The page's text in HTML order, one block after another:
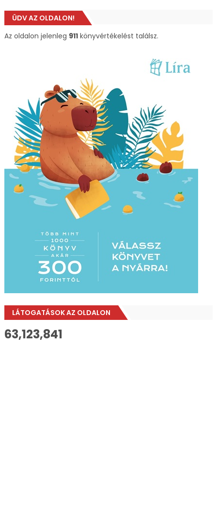
ÜDV AZ OLDALON!
Az oldalon jelenleg 911könyvértékelést találsz.
LÁTOGATÁSOK AZ OLDALON
63,123,841